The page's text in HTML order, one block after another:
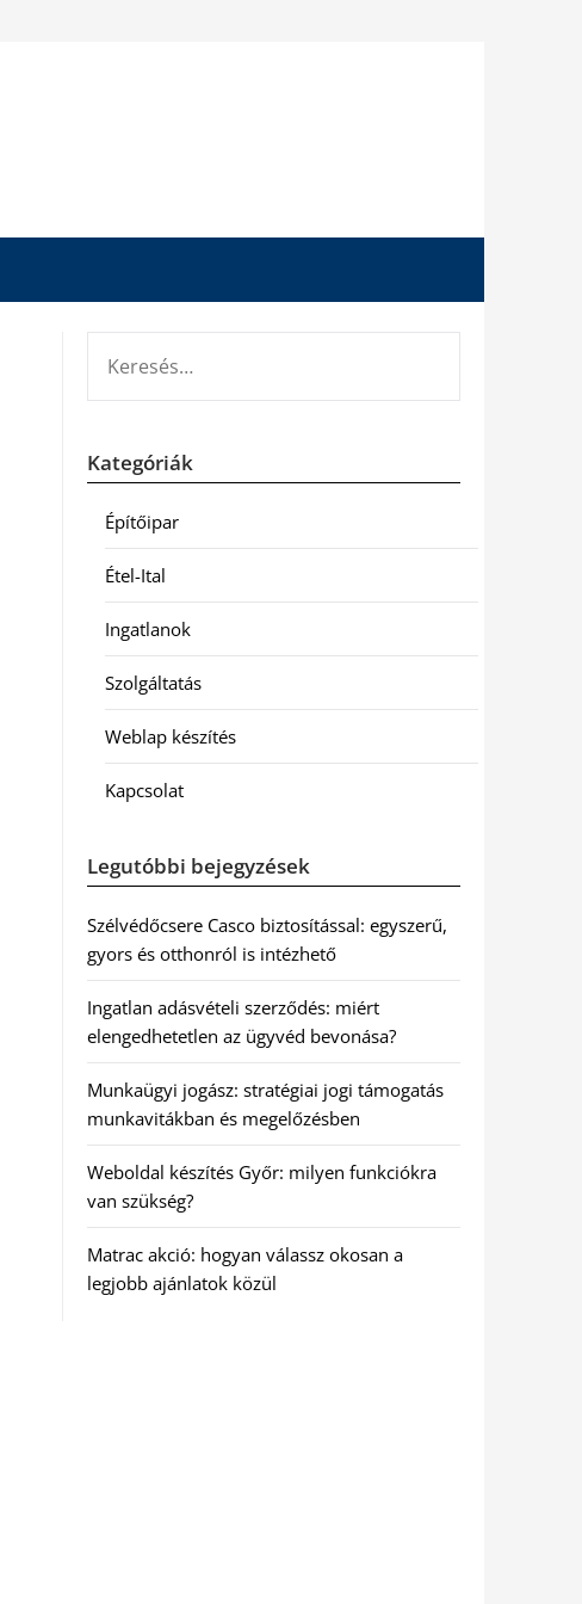
Kategóriák
Építőipar
Étel-Ital
Ingatlanok
Szolgáltatás
Weblap készítés
Kapcsolat
Legutóbbi bejegyzések
Szélvédőcsere Casco biztosítással: egyszerű,
gyors és otthonról is intézhető
Ingatlan adásvételi szerződés: miért
elengedhetetlen az ügyvéd bevonása?
Munkaügyi jogász: stratégiai jogi támogatás
munkavitákban és megelőzésben
Weboldal készítés Győr: milyen funkciókra
van szükség?
Matrac akció: hogyan válassz okosan a
legjobb ajánlatok közül